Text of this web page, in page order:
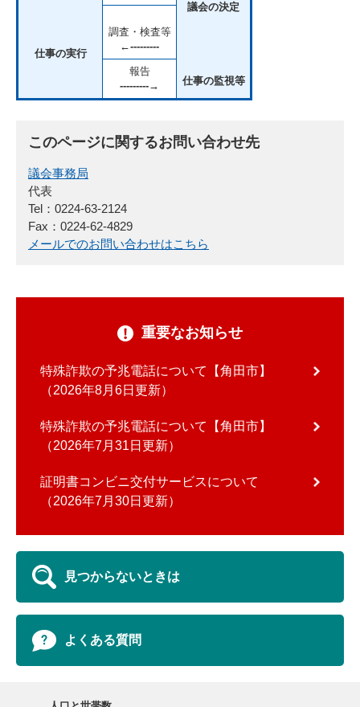
仕事の実行
議会の決定
仕事の監視等
調査・検査等
←---------
報告
---------→
このページに関するお問い合わせ先
議会事務局
代表
Tel：0224-63-2124
Fax：0224-62-4829
メールでのお問い合わせはこちら
重要なお知らせ
特殊詐欺の予兆電話について【角田市】
2026年8月6日更新
特殊詐欺の予兆電話について【角田市】
2026年7月31日更新
証明書コンビニ交付サービスについて
2026年7月30日更新
見つからないときは
よくある質問